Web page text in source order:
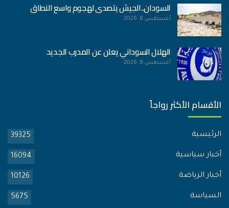
السودان..الجيش يتصدى لهجوم واسع النطاق
أغسطس 8, 2026
الهلال السوداني يعلن عن المدرب الجديد
أغسطس 9, 2026
الأقسام الأكثر رواجاً
الرئيسية 39325
أخبار سياسية 16094
أخبار الرياضة 10126
السياسة 5675